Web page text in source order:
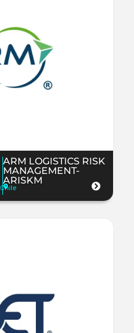
ARM LOGISTICS RISK
MANAGEMENT-
ARISKM
Chile